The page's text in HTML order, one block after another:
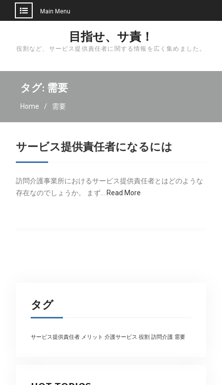
content
Main Menu
目指せ、サ責！
役割など、サービス提供責任者に関する情報を広く集めました。
タグ: 需要
Home 需要
サービス提供責任者になるには
訪問介護事業所におけるサービス提供責任者とはどのような
存在なのでしょうか。 まず…
Read More
タグ
サービス提供責任者 メリット 介護サービス 役割 訪問介護 需要